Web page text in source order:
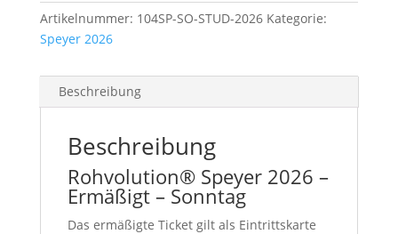
Artikelnummer: 104SP-SO-STUD-2026 Kategorie:
Speyer 2026
Beschreibung
Beschreibung
Rohvolution® Speyer 2026 –
Ermäßigt – Sonntag
Das ermäßigte Ticket gilt als Eintrittskarte